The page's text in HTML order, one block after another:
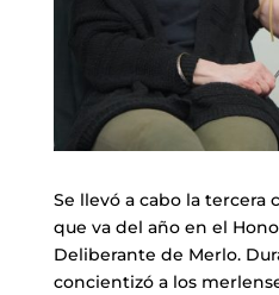
Se llevó a cabo la tercera
que va del año en el
Deliberante de Merlo.
concientizó a los